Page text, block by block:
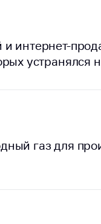
интернет-
устранялся
газ для